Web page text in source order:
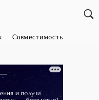
Совместимость